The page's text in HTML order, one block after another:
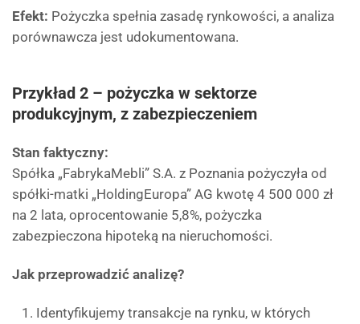
Efekt: Pożyczka spełnia zasadę rynkowości, a analiza
porównawcza jest udokumentowana.
Przykład 2 – pożyczka w sektorze
produkcyjnym, z zabezpieczeniem
Stan faktyczny:
Spółka „FabrykaMebli” S.A. z Poznania pożyczyła od
spółki-matki „HoldingEuropa” AG kwotę 4 500 000 zł
na 2 lata, oprocentowanie 5,8%, pożyczka
zabezpieczona hipoteką na nieruchomości.
Jak przeprowadzić analizę?
Identyfikujemy transakcje na rynku, w których